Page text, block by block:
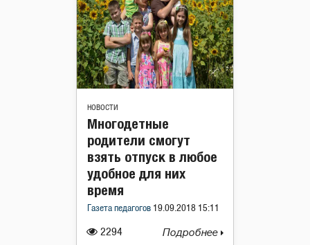
НОВОСТИ
2294
Многодетные
родители смогут
взять отпуск в любое
удобное для них
время
Газета педагогов 19.09.2018 15:11
Подробнее